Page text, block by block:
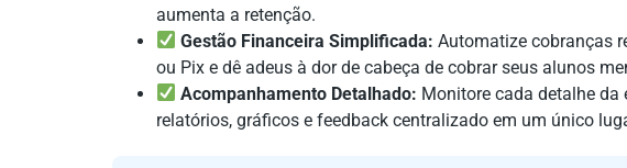
aumenta a retenção.
Gestão Financeira Simplificada: Automatize cobranças
ou Pix e dê adeus à dor de cabeça de cobrar seus alunos
Acompanhamento Detalhado: Monitore cada detalhe da
relatórios, gráficos e feedback centralizado em um único